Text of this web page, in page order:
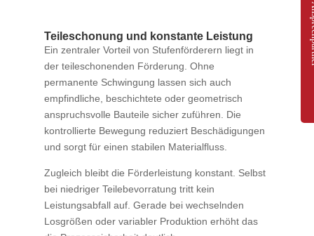
Teileschonung und konstante Leistung
Ein zentraler Vorteil von Stufenförderern liegt in
der teileschonenden Förderung. Ohne
permanente Schwingung lassen sich auch
empfindliche, beschichtete oder geometrisch
anspruchsvolle Bauteile sicher zuführen. Die
kontrollierte Bewegung reduziert Beschädigungen
und sorgt für einen stabilen Materialfluss.
Zugleich bleibt die Förderleistung konstant. Selbst
bei niedriger Teilebevorratung tritt kein
Leistungsabfall auf. Gerade bei wechselnden
Losgrößen oder variabler Produktion erhöht das